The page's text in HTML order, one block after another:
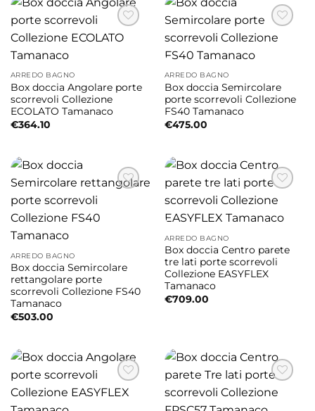
ARREDO BAGNO
Box doccia Angolare porte
scorrevoli Collezione
ECOLATO Tamanaco
€364.10
ARREDO BAGNO
Box doccia Semircolare
porte scorrevoli Collezione
FS40 Tamanaco
€475.00
ARREDO BAGNO
Box doccia Semircolare
rettangolare porte
scorrevoli Collezione FS40
Tamanaco
€503.00
ARREDO BAGNO
Box doccia Centro parete
tre lati porte scorrevoli
Collezione EASYFLEX
Tamanaco
€709.00